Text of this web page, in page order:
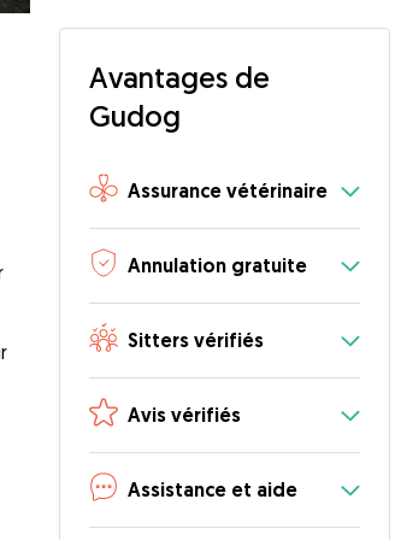
Avantages de
Gudog
Assurance vétérinaire
Annulation gratuite
Sitters vérifiés
Avis vérifiés
Assistance et aide